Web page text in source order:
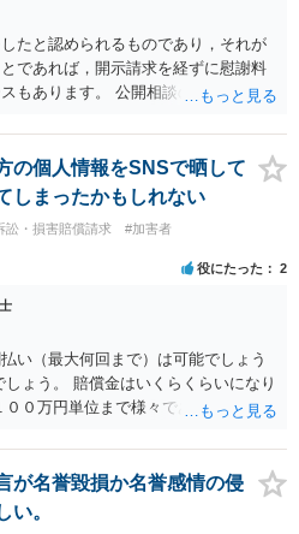
たと認められるものであり，それが
であれば，開示請求を経ずに慰謝料
もあります。 公開相談の場では回答
う。
の個人情報をSNSで晒して
しまったかもしれない
訟・損害賠償請求
#加害者
役にたった 2
い（最大何回まで）は可能でしょう
ょう。 賠償金はいくらくらいになり
０万円単位まで様々であり、不明で
払が開始され、決裂して相手方が訴
決がなされる流れが通常です。
が名誉毀損か名誉感情の侵
い。